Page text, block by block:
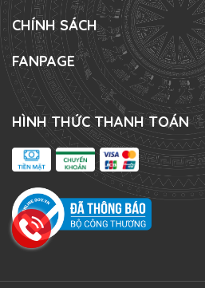
CHÍNH SÁCH
FANPAGE
HÌNH THỨC THANH TOÁN